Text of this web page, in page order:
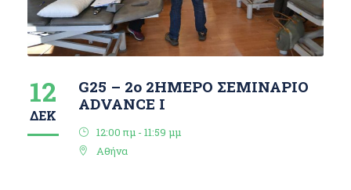
12
ΔΕΚ
G25 – 2ο 2ΗΜΕΡΟ ΣΕΜΙΝΑΡΙΟ
ΑDVANCE I
12:00 πμ - 11:59 μμ
Αθήνα